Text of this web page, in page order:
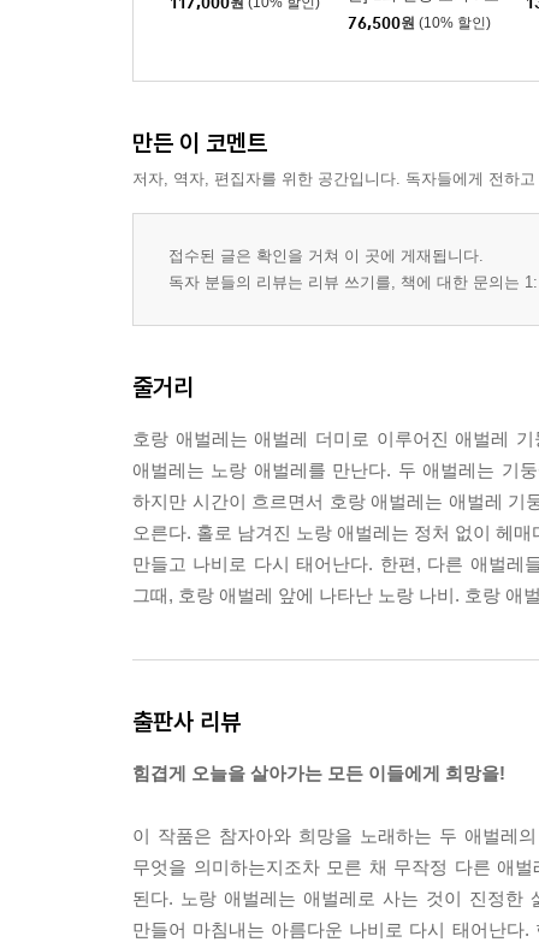
등 3~4학년 세트
76,500원 (10% 할인)
만든 이 코멘트
저자, 역자, 편집자를 위한 공간입니다. 독자들에게 전하
접수된 글은 확인을 거쳐 이 곳에 게재됩니다.
독자 분들의 리뷰는 리뷰 쓰기를, 책에 대한 문의는
줄거리
호랑 애벌레는 애벌레 더미로 이루어진 애벌레
애벌레는 노랑 애벌레를 만난다. 두 애벌레는 기
하지만 시간이 흐르면서 호랑 애벌레는 애벌레 기
오른다. 홀로 남겨진 노랑 애벌레는 정처 없이 헤
만들고 나비로 다시 태어난다. 한편, 다른 애벌레
그때, 호랑 애벌레 앞에 나타난 노랑 나비. 호랑 애
출판사 리뷰
힘겹게 오늘을 살아가는 모든 이들에게 희망을!
이 작품은 참자아와 희망을 노래하는 두 애벌레
무엇을 의미하는지조차 모른 채 무작정 다른 애
된다. 노랑 애벌레는 애벌레로 사는 것이 진정한
만들어 마침내는 아름다운 나비로 다시 태어난다